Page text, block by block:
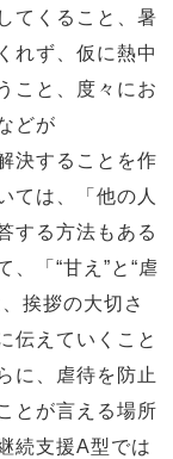
てくること、暑
れず、仮に熱中
こと、度々にお
どが
決することを作
ては、「他の人
する方法もある
、「“甘え”と“虐
挨拶の大切さ
伝えていくこと
に、虐待を防止
とが言える場所
続支援A型では